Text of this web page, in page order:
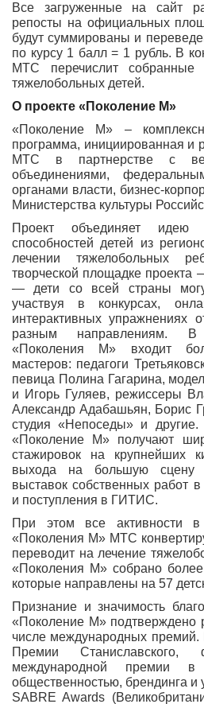
Все загруженные на сайт
репосты на официальных
будут суммированы и
по курсу 1 балл = 1 рубль. В
МТС перечислит собранные
тяжелобольных детей.
О проекте «Поколение М»
«Поколение М» –
программа, инициированная и
МТС в партнерстве с
объединениями,
органами власти, бизнес-
Министерства культуры
Проект объединяет идею
способностей детей из
лечении тяжелобольных
творческой площадке проекта
— дети со всей страны
участвуя в конкурсах,
интерактивных упражнениях
разным направлениям. В
«Поколения М» входит
мастеров: педагоги
певица Полина Гагарина,
и Игорь Гуляев, режиссеры
Александр Адабашьян, Борис
студия «Непоседы» и другие.
«Поколение М» получают
стажировок на крупнейших
выхода на большую сцену
выставок собственных работ в
и поступления в ГИТИС.
При этом все активности
«Поколения М» МТС
переводит на лечение
«Поколения М» собрано
которые направлены на 57
Признание и значимость
«Поколение М» подтверждено
числе международных премий.
Премии Станиславского,
международной премии
общественностью, брендинга и
SABRE Awards